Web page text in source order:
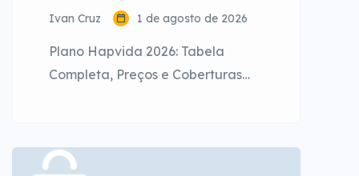
Ivan Cruz 1 de agosto de 2026
Plano Hapvida 2026: Tabela
Completa, Preços e Coberturas
Rede Credenciada Guia definitivo
para entender os planos Hapvida